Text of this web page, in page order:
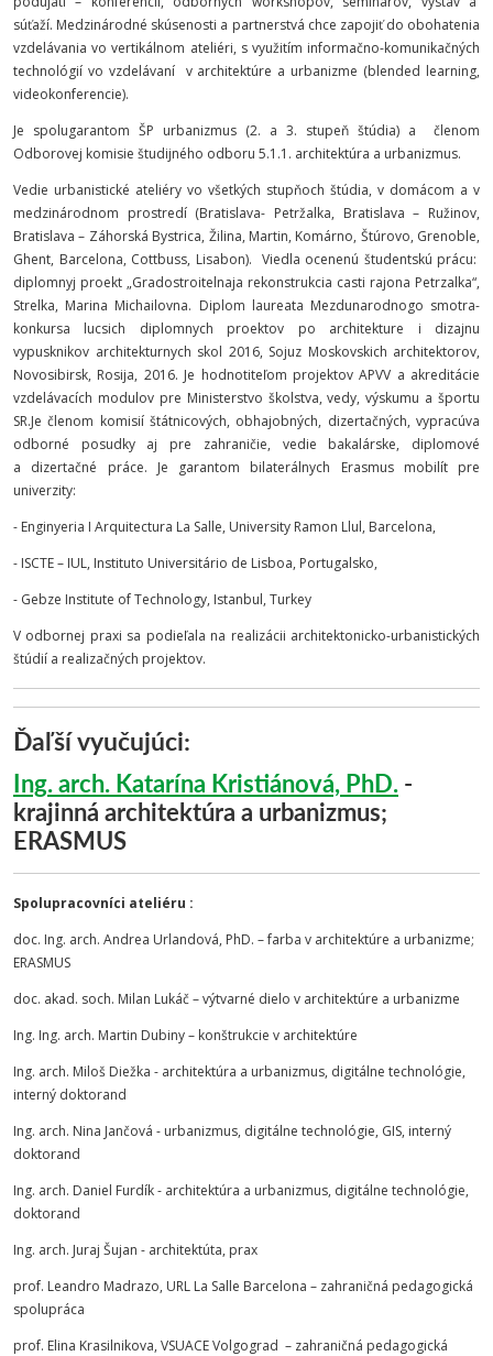
súťaží. Medzinárodné skúsenosti a partnerstvá chce zapojiť do obohatenia
vzdelávania vo vertikálnom ateliéri, s využitím informačno-komunikačných
technológií vo vzdelávaní v architektúre a urbanizme (blended learning,
videokonferencie).
Je spolugarantom ŠP urbanizmus (2. a 3. stupeň štúdia) a členom
Odborovej komisie študijného odboru 5.1.1. architektúra a urbanizmus.
Vedie urbanistické ateliéry vo všetkých stupňoch štúdia, v domácom a v
medzinárodnom prostredí (Bratislava- Petržalka, Bratislava – Ružinov,
Bratislava – Záhorská Bystrica, Žilina, Martin, Komárno, Štúrovo, Grenoble,
Ghent, Barcelona, Cottbuss, Lisabon). Viedla ocenenú študentskú prácu:
diplomnyj proekt „Gradostroitelnaja rekonstrukcia casti rajona Petrzalka“,
Strelka, Marina Michailovna. Diplom laureata Mezdunarodnogo smotra-
konkursa lucsich diplomnych proektov po architekture i dizajnu
vypusknikov architekturnych skol 2016, Sojuz Moskovskich architektorov,
Novosibirsk, Rosija, 2016. Je hodnotiteľom projektov APVV a akreditácie
vzdelávacích modulov pre Ministerstvo školstva, vedy, výskumu a športu
SR.Je členom komisií štátnicových, obhajobných, dizertačných, vypracúva
odborné posudky aj pre zahraničie, vedie bakalárske, diplomové
a dizertačné práce. Je garantom bilaterálnych Erasmus mobilít pre
univerzity:
- Enginyeria I Arquitectura La Salle, University Ramon Llul, Barcelona,
- ISCTE – IUL, Instituto Universitário de Lisboa, Portugalsko,
- Gebze Institute of Technology, Istanbul, Turkey
V odbornej praxi sa podieľala na realizácii architektonicko-urbanistických
štúdií a realizačných projektov.
Ďaľší vyučujúci:
Ing. arch. Katarína Kristiánová, PhD.-
krajinná architektúra a urbanizmus;
ERASMUS
Spolupracovníci ateliéru :
doc. Ing. arch. Andrea Urlandová, PhD. – farba v architektúre a urbanizme;
ERASMUS
doc. akad. soch. Milan Lukáč – výtvarné dielo v architektúre a urbanizme
Ing. Ing. arch. Martin Dubiny – konštrukcie v architektúre
Ing. arch. Miloš Diežka - architektúra a urbanizmus, digitálne technológie,
interný doktorand
Ing. arch. Nina Jančová - urbanizmus, digitálne technológie, GIS, interný
doktorand
Ing. arch. Daniel Furdík - architektúra a urbanizmus, digitálne technológie,
doktorand
Ing. arch. Juraj Šujan - architektúta, prax
prof. Leandro Madrazo, URL La Salle Barcelona – zahraničná pedagogická
spolupráca
prof. Elina Krasilnikova, VSUACE Volgograd – zahraničná pedagogická